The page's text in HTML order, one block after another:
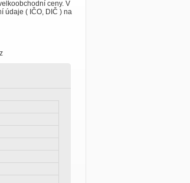
ceny. V
údaje ( IČO, DIČ ) na